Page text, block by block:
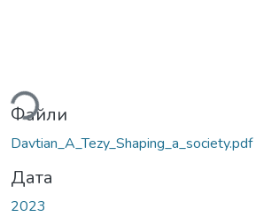
Файли
Davtian_A_Tezy_Shaping_a_society.pdf
Дата
2023